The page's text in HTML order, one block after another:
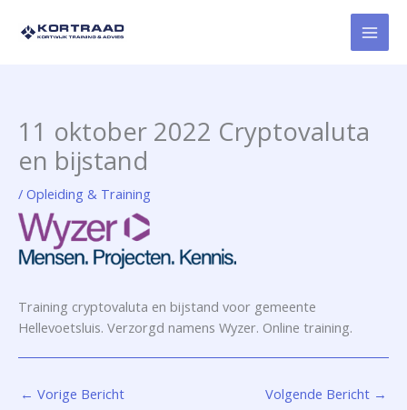
naar
11 oktober 2022 Cryptovaluta
en bijstand
/ Opleiding & Training
Training cryptovaluta en bijstand voor gemeente
Hellevoetsluis. Verzorgd namens Wyzer. Online training.
← Vorige Bericht Volgende Bericht →